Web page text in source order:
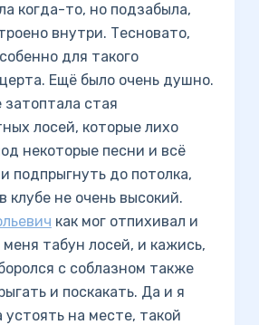
когда-то, но подзабыла,
внутри. Тесновато,
для такого
Ещё было очень душно.
стая
лосей, которые лихо
некоторые песни и всё
подпрыгнуть до потолка,
клубе не очень высокий.
как мог отпихивал и
табун лосей, и кажись,
с соблазном также
и поскакать. Да и я
устоять на месте, такой